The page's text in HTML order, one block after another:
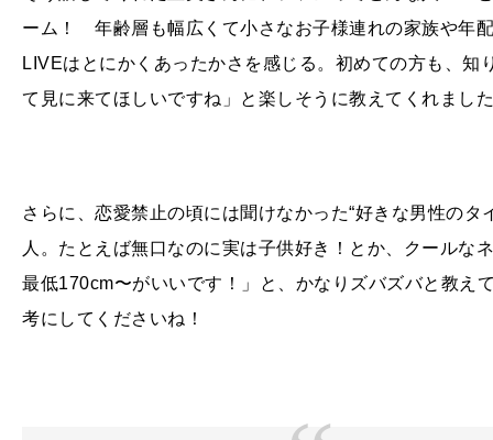
ーム！ 年齢層も幅広くて小さなお子様連れの家族や年
LIVEはとにかくあったかさを感じる。初めての方も、
て見に来てほしいですね」と楽しそうに教えてくれまし
さらに、恋愛禁止の頃には聞けなかった“好きな男性の
人。たとえば無口なのに実は子供好き！とか、クールな
最低170cm〜がいいです！」と、かなりズバズバと教え
考にしてくださいね！